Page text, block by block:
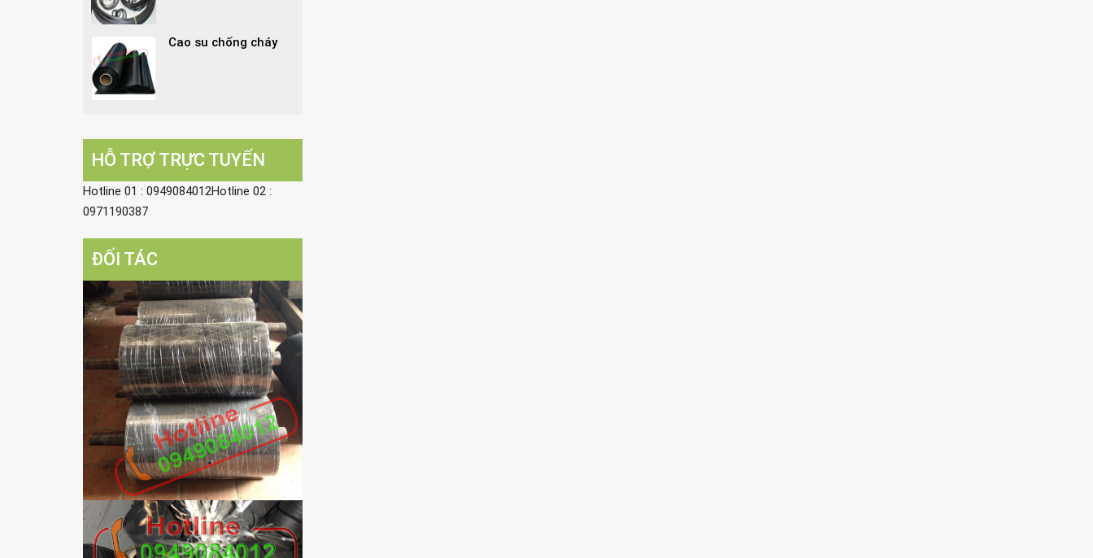
Cao su chống cháy
HỖ TRỢ TRỰC TUYẾN
Hotline 01 : 0949084012Hotline 02 :
0971190387
ĐỐI TÁC